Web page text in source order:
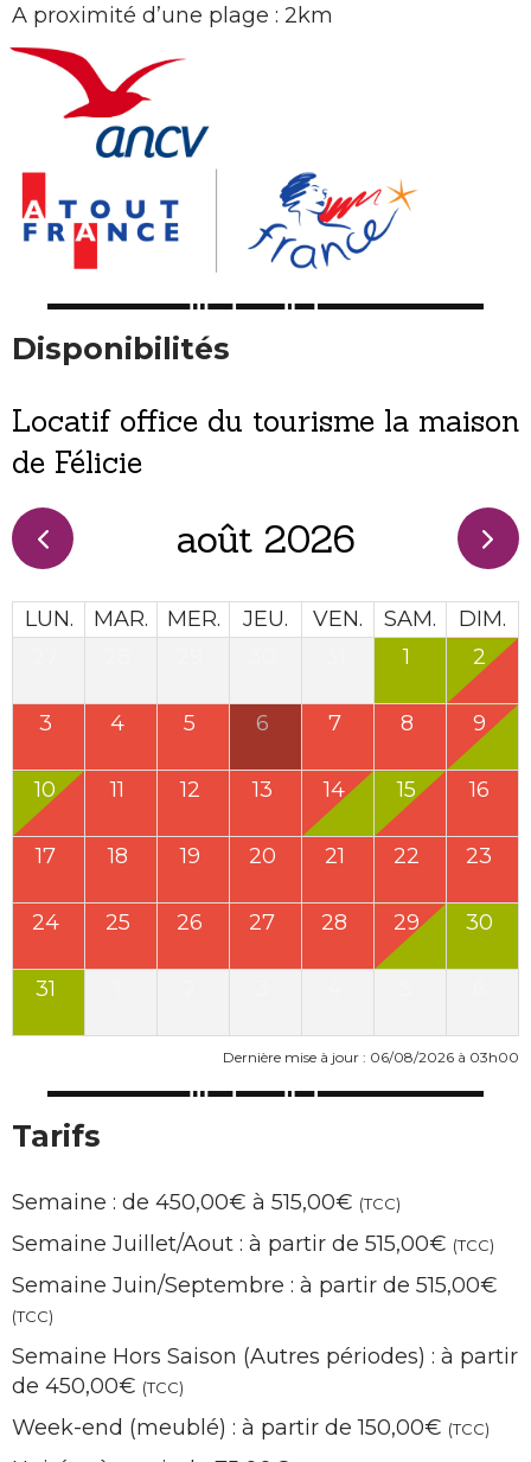
A proximité d’une plage : 2km
Disponibilités
Locatif office du tourisme la maison
de Félicie
août 2026
LUN. MAR. MER. JEU. VEN. SAM.
DIM.
1 2
3 4 5 6 7 8 9
10 11 12 13 14 15 16
17 18 19 20 21 22 23
24 25 26 27 28 29 30
31
Dernière mise à jour : 06/08/2026 à 03h00
Tarifs
Semaine : de 450,00€ à 515,00€ (TCC)
Semaine Juillet/Aout : à partir de 515,00€ (TCC)
Semaine Juin/Septembre : à partir de 515,00€
(TCC)
Semaine Hors Saison (Autres périodes) : à partir
de 450,00€ (TCC)
Week-end (meublé) : à partir de 150,00€ (TCC)